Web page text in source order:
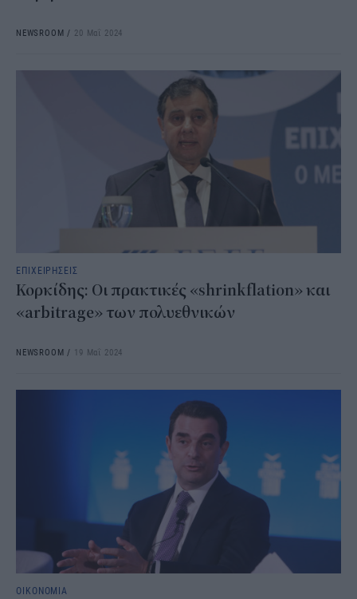
NEWSROOM / 20 Μαΐ 2024
ΕΠΙΧΕΙΡΗΣΕΙΣ
Κορκίδης: Οι πρακτικές «shrinkflation» και
«arbitrage» των πολυεθνικών
NEWSROOM / 19 Μαΐ 2024
ΟΙΚΟΝΟΜΙΑ